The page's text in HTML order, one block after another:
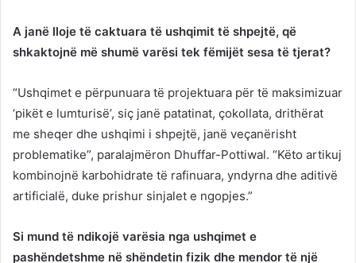
A janë lloje të caktuara të ushqimit të shpejtë, që
shkaktojnë më shumë varësi tek fëmijët sesa të tjerat?
“Ushqimet e përpunuara të projektuara për të maksimizuar
‘pikët e lumturisë’, siç janë patatinat, çokollata, drithërat
me sheqer dhe ushqimi i shpejtë, janë veçanërisht
problematike”, paralajmëron Dhuffar-Pottiwal. “Këto artikuj
kombinojnë karbohidrate të rafinuara, yndyrna dhe aditivë
artificialë, duke prishur sinjalet e ngopjes.”
Si mund të ndikojë varësia nga ushqimet e
pashëndetshme në shëndetin fizik dhe mendor të një